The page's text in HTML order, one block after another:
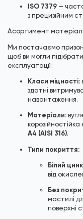
ISO 7379 —
з прецизійним
Асортимент
Ми постачаємо
щоб ви могли
експлуатації:
Класи міцності:
здатні
навантаження.
Матеріали:
A4 (AISI 316).
Типи покриття:
Білий цинк
від
Без
мастилі
поверхні